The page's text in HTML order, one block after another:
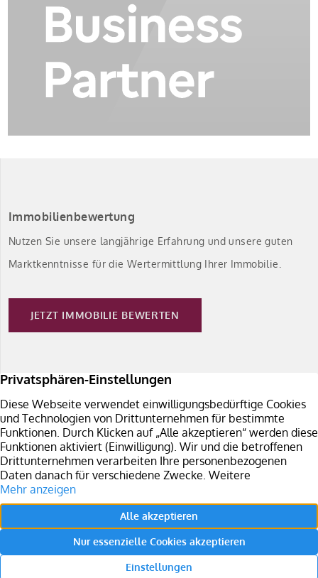
Immobilienbewertung
Nutzen Sie unsere langjährige Erfahrung und unsere guten
Marktkenntnisse für die Wertermittlung Ihrer Immobilie.
JETZT IMMOBILIE BEWERTEN
Immobilie verkaufen
Sie planen den Verkauf Ihrer Immobilie in Südbaden?
Überzeugen Sie sich von unseren Leistungen.